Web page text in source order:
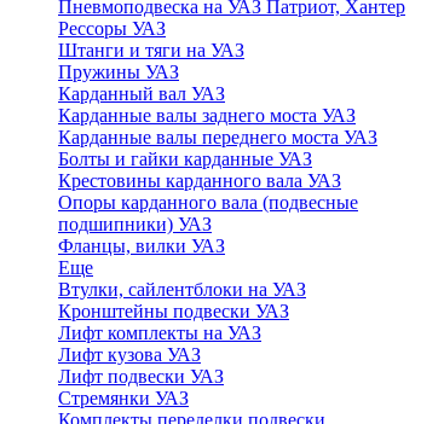
Пневмоподвеска на УАЗ Патриот, Хантер
Рессоры УАЗ
Штанги и тяги на УАЗ
Пружины УАЗ
Карданный вал УАЗ
Карданные валы заднего моста УАЗ
Карданные валы переднего моста УАЗ
Болты и гайки карданные УАЗ
Крестовины карданного вала УАЗ
Опоры карданного вала (подвесные
подшипники) УАЗ
Фланцы, вилки УАЗ
Еще
Втулки, сайлентблоки на УАЗ
Кронштейны подвески УАЗ
Лифт комплекты на УАЗ
Лифт кузова УАЗ
Лифт подвески УАЗ
Стремянки УАЗ
Комплекты переделки подвески